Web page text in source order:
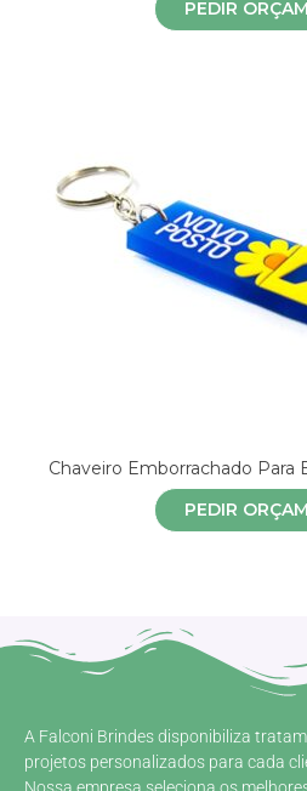
PEDIR
Chaveiro Emborrachado Para
PEDIR
A Falconi Brindes disponibiliza
projetos personalizados para cada